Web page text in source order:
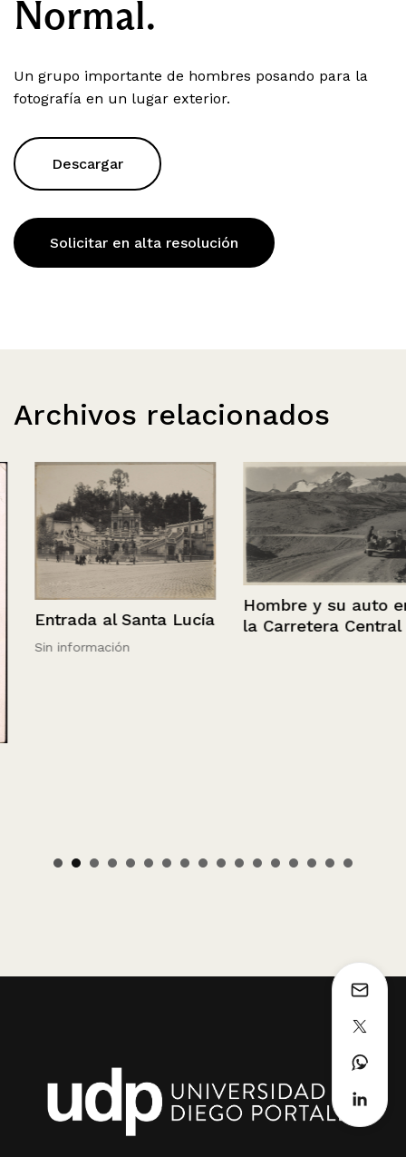
Normal.
Un grupo importante de hombres posando para la
fotografía en un lugar exterior.
Descargar
Solicitar en alta resolución
Archivos relacionados
Entrada al Santa Lucía
Sin información
Hombre y su auto en
la Carretera Central